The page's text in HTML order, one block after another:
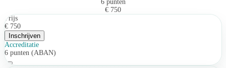
6 punten
€ 750
Prijs
€ 750
Inschrijven
Accreditatie
6 punten (ABAN)